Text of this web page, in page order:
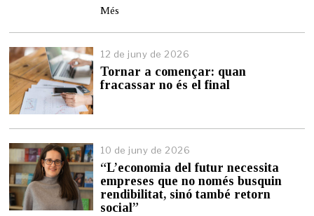
Més
12 de juny de 2026
2
d
e
n
e
2
0
Tornar a començar: quan
fracassar no és el final
10 de juny de 2026
“L’economia del futur necessita
empreses que no només busquin
rendibilitat, sinó també retorn
social”